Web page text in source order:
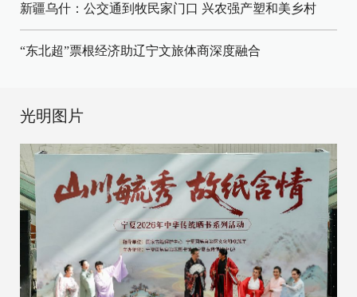
新疆乌什：公交通到牧民家门口 兴农强产塑和美乡村
“东北超”票根经济助辽宁文旅体商深度融合
光明图片